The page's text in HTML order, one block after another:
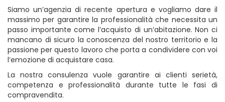
Siamo un’agenzia di recente apertura e vogliamo dare il
massimo per garantire la professionalità che necessita un
passo importante come l’acquisto di un’abitazione. Non ci
mancano di sicuro la conoscenza del nostro territorio e la
passione per questo lavoro che porta a condividere con voi
l’emozione di acquistare casa.
La nostra consulenza vuole garantire ai clienti serietà,
competenza e professionalità durante tutte le fasi di
compravendita.